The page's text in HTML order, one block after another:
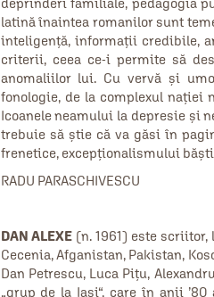
deprinderi familiale, pedagogia
latină înaintea romanilor sunt
inteligenţă, informaţii credibile,
criterii, ceea ce-i permite să
anomaliilor lui. Cu vervă şi
fonologie, de la complexul naţiei
Icoanele neamului la depresie şi
trebuie să ştie că va găsi în
frenetice, excepţionalismului
RADU PARASCHIVESCU
DAN ALEXE (n. 1961) este
Cecenia, Afganistan, Pakistan,
Dan Petrescu, Luca Pițu,
„grup de la Iași“, care în anii